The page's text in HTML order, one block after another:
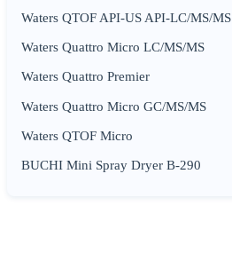
Waters QTOF API-US API-LC/MS/MS
Waters Quattro Micro LC/MS/MS
Waters Quattro Premier
Waters Quattro Micro GC/MS/MS
Waters QTOF Micro
BUCHI Mini Spray Dryer B-290